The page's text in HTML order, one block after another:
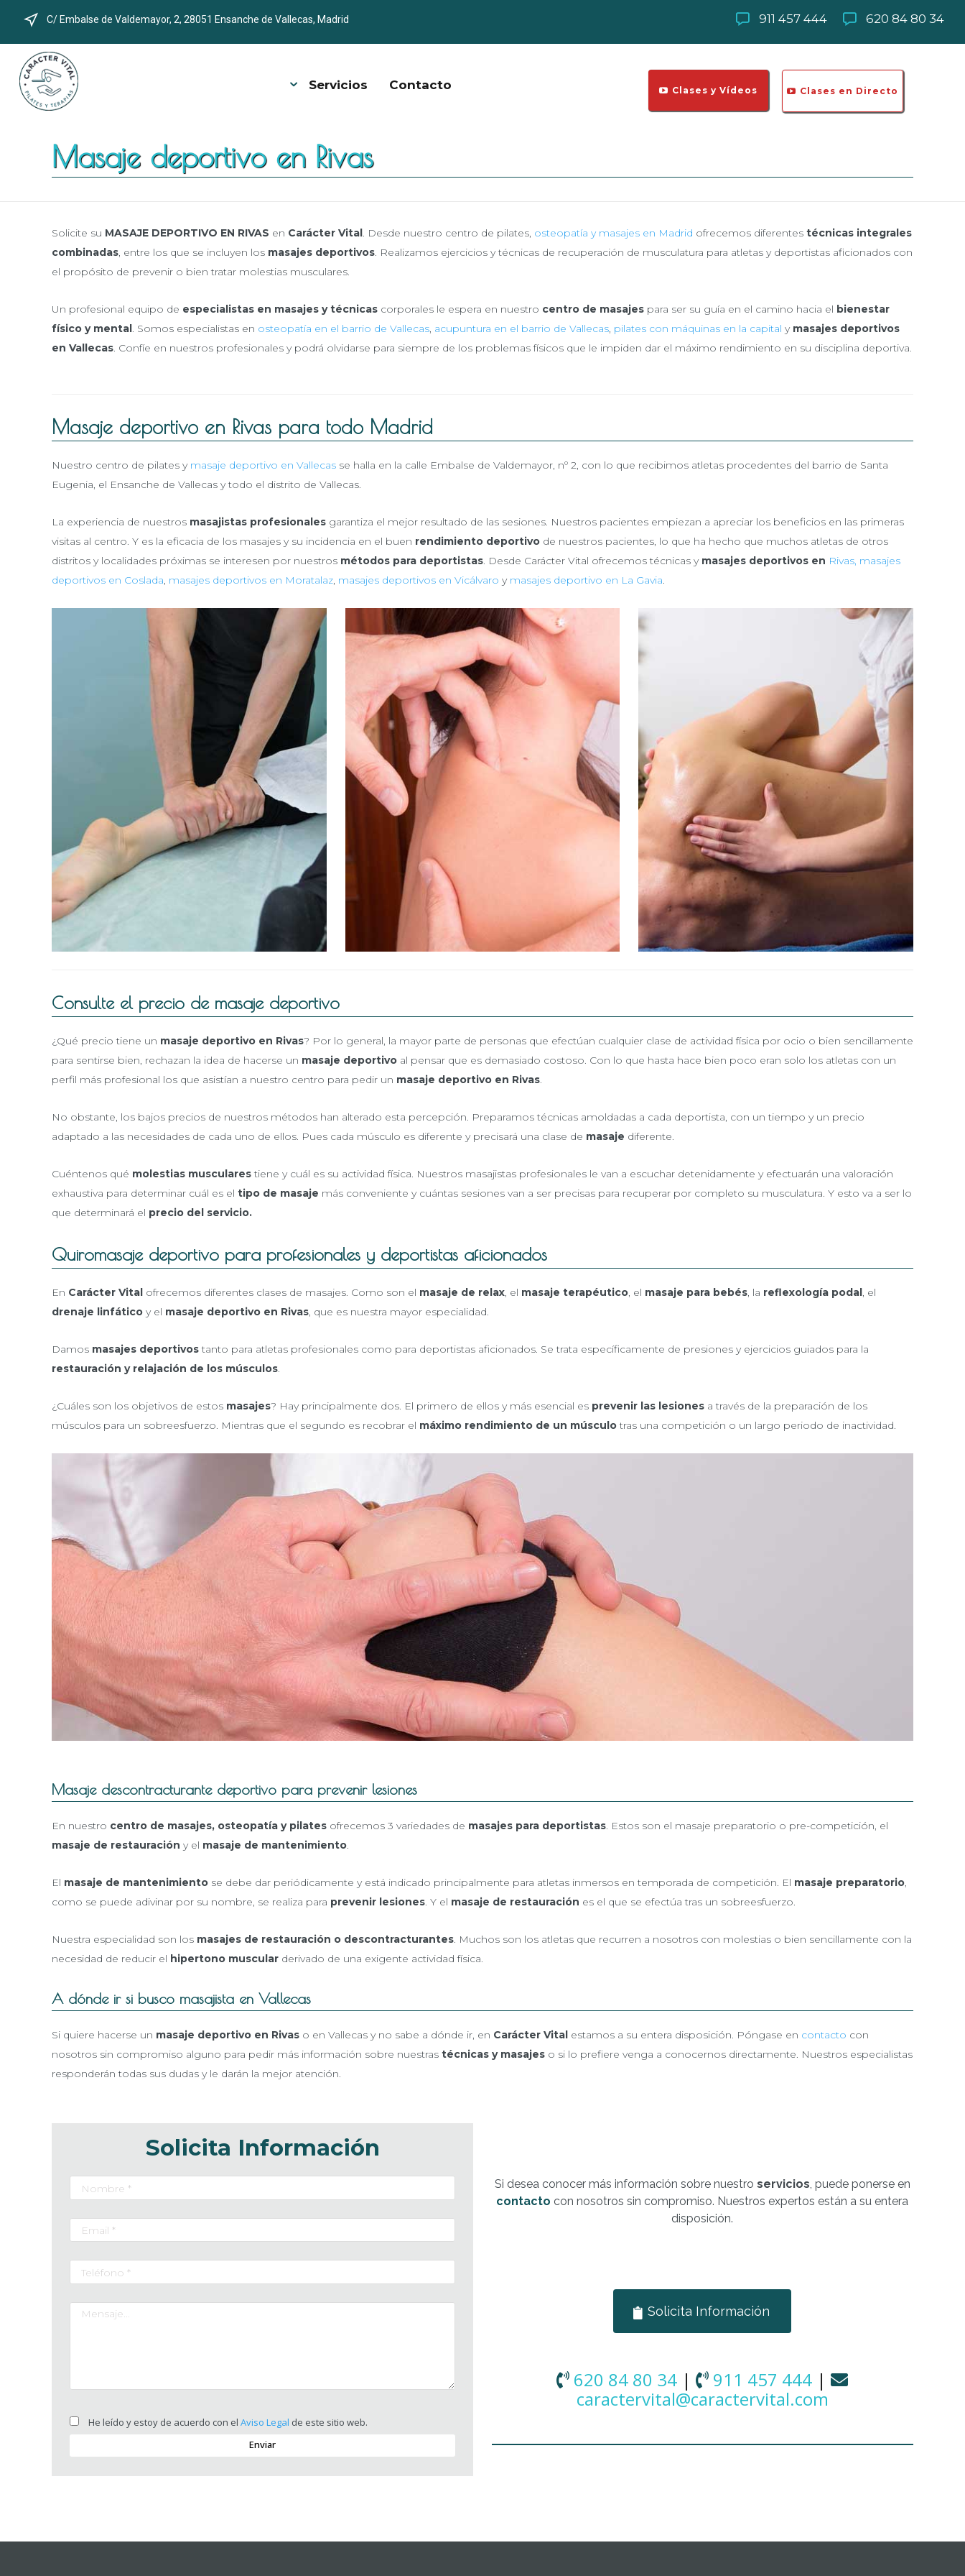
C/ Embalse de Valdemayor, 2, 28051 Ensanche de Vallecas, Madrid 911 457 444 620 84 80 34
Servicios Contacto Clases y Vídeos Clases en Directo
Masaje deportivo en Rivas
Solicite su MASAJE DEPORTIVO EN RIVAS en Carácter Vital . Desde nuestro centro de pilates, osteopatía y masajes en Madrid ofrecemos diferentes técnicas integrales
combinadas , entre los que se incluyen los masajes deportivos . Realizamos ejercicios y técnicas de recuperación de musculatura para atletas y deportistas aficionados con
el propósito de prevenir o bien tratar molestias musculares.
Un profesional equipo de especialistas en masajes y técnicas corporales le espera en nuestro centro de masajes para ser su guía en el camino hacia el bienestar
físico y mental . Somos especialistas en osteopatía en el barrio de Vallecas acupuntura en el barrio de Vallecas pilates con máquinas en la capital y masajes deportivos
en Vallecas . Confíe en nuestros profesionales y podrá olvidarse para siempre de los problemas físicos que le impiden dar el máximo rendimiento en su disciplina deportiva.
Masaje deportivo en Rivas para todo Madrid
Nuestro centro de pilates y masaje deportivo en Vallecas se halla en la calle Embalse de Valdemayor, nº 2, con lo que recibimos atletas procedentes del barrio de Santa
Eugenia, el Ensanche de Vallecas y todo el distrito de Vallecas.
La experiencia de nuestros masajistas profesionales garantiza el mejor resultado de las sesiones. Nuestros pacientes empiezan a apreciar los beneficios en las primeras
visitas al centro. Y es la eficacia de los masajes y su incidencia en el buen rendimiento deportivo de nuestros pacientes, lo que ha hecho que muchos atletas de otros
distritos y localidades próximas se interesen por nuestros métodos para deportistas . Desde Carácter Vital ofrecemos técnicas y masajes deportivos en Rivas, masajes
deportivos en Coslada masajes deportivos en Moratalaz masajes deportivos en Vicálvaro y masajes deportivo en La Gavia
Consulte el precio de masaje deportivo
¿Qué precio tiene un masaje deportivo en Rivas? Por lo general, la mayor parte de personas que efectúan cualquier clase de actividad física por ocio o bien sencillamente
para sentirse bien, rechazan la idea de hacerse un masaje deportivo al pensar que es demasiado costoso. Con lo que hasta hace bien poco eran solo los atletas con un
perfil más profesional los que asistían a nuestro centro para pedir un masaje deportivo en Rivas.
No obstante, los bajos precios de nuestros métodos han alterado esta percepción. Preparamos técnicas amoldadas a cada deportista, con un tiempo y un precio
adaptado a las necesidades de cada uno de ellos. Pues cada músculo es diferente y precisará una clase de masaje diferente.
Cuéntenos qué molestias muscularestiene y cuál es su actividad física. Nuestros masajistas profesionales le van a escuchar detenidamente y efectuarán una valoración
exhaustiva para determinar cuál es el tipo de masaje más conveniente y cuántas sesiones van a ser precisas para recuperar por completo su musculatura. Y esto va a ser lo
que determinará el precio del servicio.
Quiromasaje deportivo para profesionales y deportistas aficionados
En Carácter Vital ofrecemos diferentes clases de masajes. Como son el masaje de relax, el masaje terapéutico, el masaje para bebés, la reflexología podal, el
drenaje linfático y el masaje deportivo en Rivas, que es nuestra mayor especialidad.
Damos masajes deportivostanto para atletas profesionales como para deportistas aficionados. Se trata específicamente de presiones y ejercicios guiados para la
restauración y relajación de los músculos.
¿Cuáles son los objetivos de estos masajes? Hay principalmente dos. El primero de ellos y más esencial es prevenir las lesiones a través de la preparación de los
músculos para un sobreesfuerzo. Mientras que el segundo es recobrar el máximo rendimiento de un músculotras una competición o un largo periodo de inactividad.
Masaje descontracturante deportivo para prevenir lesiones
En nuestro centro de masajes, osteopatía y pilates ofrecemos 3 variedades de masajes para deportistas. Estos son el masaje preparatorio o pre-competición, el
masaje de restauración y el masaje de mantenimiento.
El masaje de mantenimiento se debe dar periódicamente y está indicado principalmente para atletas inmersos en temporada de competición. El masaje preparatorio,
como se puede adivinar por su nombre, se realiza para prevenir lesiones. Y el masaje de restauración es el que se efectúa tras un sobreesfuerzo.
Nuestra especialidad son los masajes de restauración o descontracturantes. Muchos son los atletas que recurren a nosotros con molestias o bien sencillamente con la
necesidad de reducir el hipertono muscular derivado de una exigente actividad física.
A dónde ir si busco masajista en Vallecas
Si quiere hacerse un masaje deportivo en Rivas o en Vallecas y no sabe a dónde ir, en Carácter Vital estamos a su entera disposición. Póngase en contacto con
nosotros sin compromiso alguno para pedir más información sobre nuestras técnicas y masajes o si lo prefiere venga a conocernos directamente. Nuestros especialistas
responderán todas sus dudas y le darán la mejor atención.
Solicita Información
He leído y estoy de acuerdo con el Aviso Legal de este sitio web.
Si desea conocer más información sobre nuestro servicios, puede ponerse en
contacto con nosotros sin compromiso. Nuestros expertos están a su entera
disposición.
Solicita Información
620 84 80 34 | 911 457 444 |
caractervital@caractervital.com